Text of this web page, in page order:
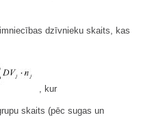
dzīvnieku skaits, kas
, kur
skaits (pēc sugas un